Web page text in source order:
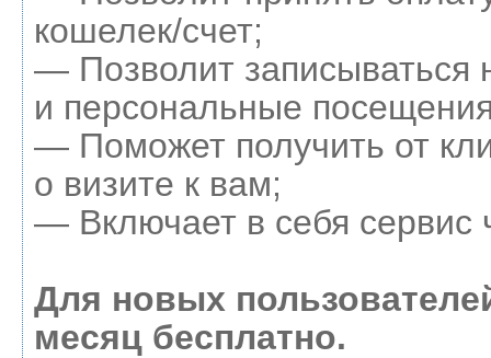
кошелек/счет;
— Позволит записываться
и персональные
— Поможет получить от
о визите к вам;
— Включает в себя сервис
Для новых
месяц бесплатно.